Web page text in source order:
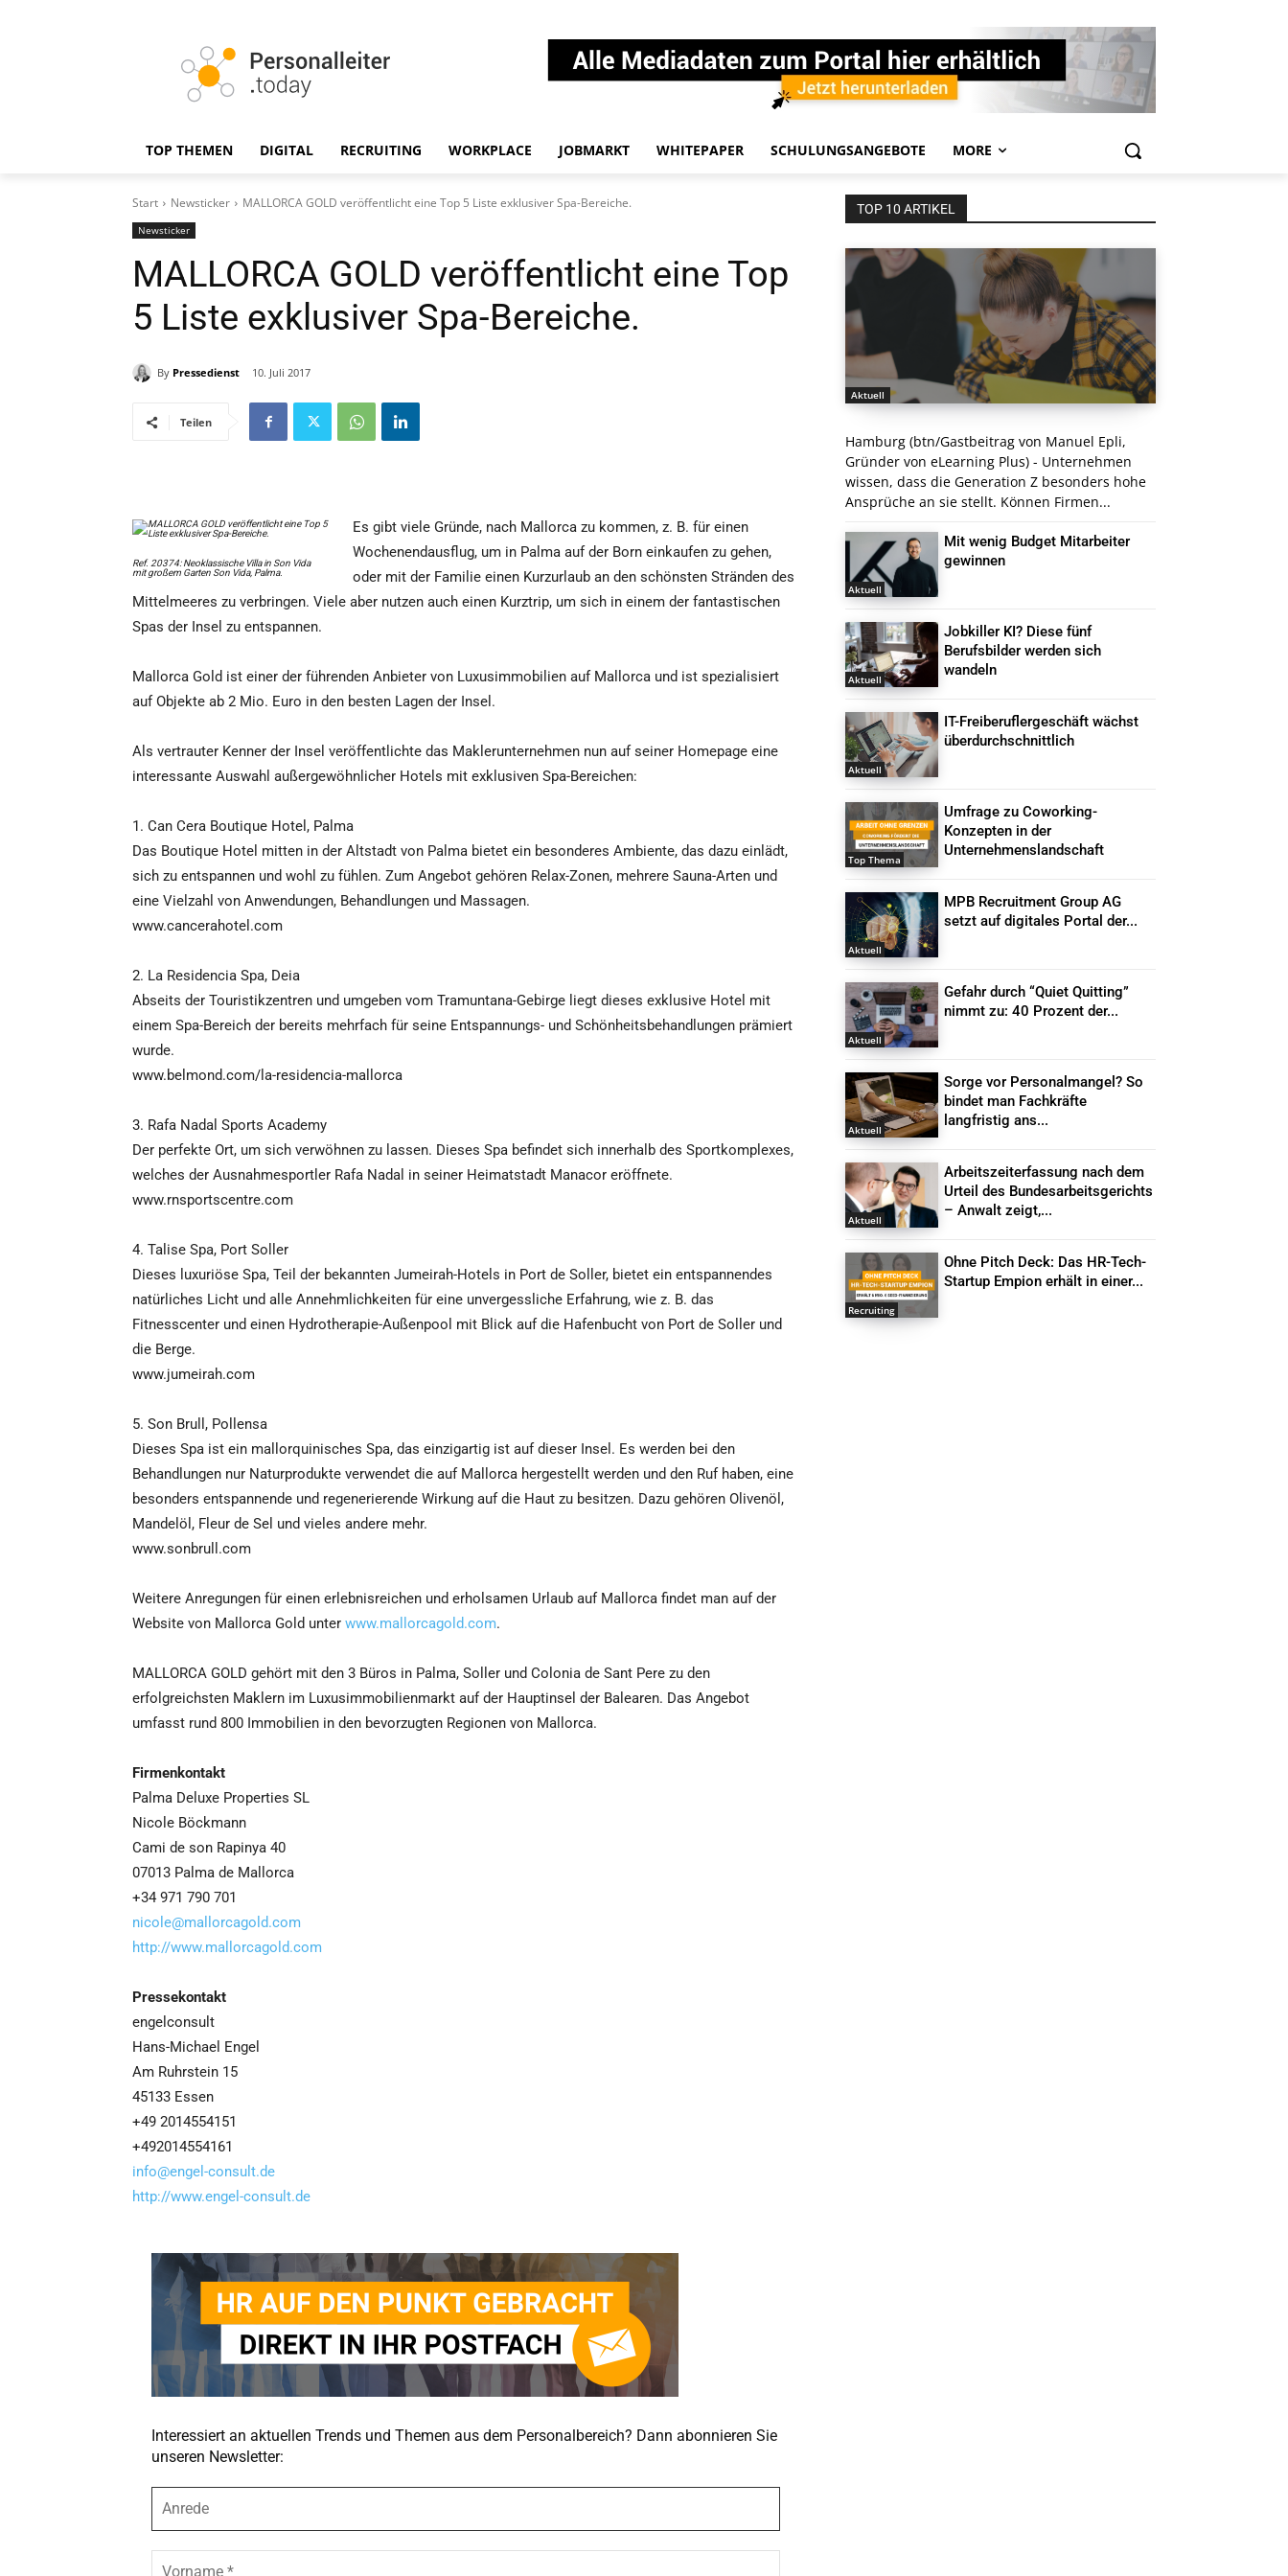
TOP THEMEN DIGITAL RECRUITING WORKPLACE JOBMARKT WHITEPAPER SCHULUNGSANGEBOTE MORE
Start Newsticker MALLORCA GOLD veröffentlicht eine Top 5 Liste exklusiver Spa-Bereiche.
Newsticker
MALLORCA GOLD veröffentlicht eine Top
5 Liste exklusiver Spa-Bereiche.
By Pressedienst 10. Juli 2017
Teilen
Ref. 20374: Neoklassische Villa in Son Vida
mit großem Garten Son Vida, Palma.
Es gibt viele Gründe, nach Mallorca zu kommen, z. B. für einen
Wochenendausflug, um in Palma auf der Born einkaufen zu gehen,
oder mit der Familie einen Kurzurlaub an den schönsten Stränden des
Mittelmeeres zu verbringen. Viele aber nutzen auch einen Kurztrip, um sich in einem der fantastischen
Spas der Insel zu entspannen.
Mallorca Gold ist einer der führenden Anbieter von Luxusimmobilien auf Mallorca und ist spezialisiert
auf Objekte ab 2 Mio. Euro in den besten Lagen der Insel.
Als vertrauter Kenner der Insel veröffentlichte das Maklerunternehmen nun auf seiner Homepage eine
interessante Auswahl außergewöhnlicher Hotels mit exklusiven Spa-Bereichen:
1. Can Cera Boutique Hotel, Palma
Das Boutique Hotel mitten in der Altstadt von Palma bietet ein besonderes Ambiente, das dazu einlädt,
sich zu entspannen und wohl zu fühlen. Zum Angebot gehören Relax-Zonen, mehrere Sauna-Arten und
eine Vielzahl von Anwendungen, Behandlungen und Massagen.
www.cancerahotel.com
2. La Residencia Spa, Deia
Abseits der Touristikzentren und umgeben vom Tramuntana-Gebirge liegt dieses exklusive Hotel mit
einem Spa-Bereich der bereits mehrfach für seine Entspannungs- und Schönheitsbehandlungen prämiert
wurde.
www.belmond.com/la-residencia-mallorca
3. Rafa Nadal Sports Academy
Der perfekte Ort, um sich verwöhnen zu lassen. Dieses Spa befindet sich innerhalb des Sportkomplexes,
welches der Ausnahmesportler Rafa Nadal in seiner Heimatstadt Manacor eröffnete.
www.rnsportscentre.com
4. Talise Spa, Port Soller
Dieses luxuriöse Spa, Teil der bekannten Jumeirah-Hotels in Port de Soller, bietet ein entspannendes
natürliches Licht und alle Annehmlichkeiten für eine unvergessliche Erfahrung, wie z. B. das
Fitnesscenter und einen Hydrotherapie-Außenpool mit Blick auf die Hafenbucht von Port de Soller und
die Berge.
www.jumeirah.com
5. Son Brull, Pollensa
Dieses Spa ist ein mallorquinisches Spa, das einzigartig ist auf dieser Insel. Es werden bei den
Behandlungen nur Naturprodukte verwendet die auf Mallorca hergestellt werden und den Ruf haben, eine
besonders entspannende und regenerierende Wirkung auf die Haut zu besitzen. Dazu gehören Olivenöl,
Mandelöl, Fleur de Sel und vieles andere mehr.
www.sonbrull.com
Weitere Anregungen für einen erlebnisreichen und erholsamen Urlaub auf Mallorca findet man auf der
Website von Mallorca Gold unter www.mallorcagold.com.
MALLORCA GOLD gehört mit den 3 Büros in Palma, Soller und Colonia de Sant Pere zu den
erfolgreichsten Maklern im Luxusimmobilienmarkt auf der Hauptinsel der Balearen. Das Angebot
umfasst rund 800 Immobilien in den bevorzugten Regionen von Mallorca.
Firmenkontakt
Palma Deluxe Properties SL
Nicole Böckmann
Cami de son Rapinya 40
07013 Palma de Mallorca
+34 971 790 701
nicole@mallorcagold.com
http://www.mallorcagold.com
Pressekontakt
engelconsult
Hans-Michael Engel
Am Ruhrstein 15
45133 Essen
+49 2014554151
+492014554161
info@engel-consult.de
http://www.engel-consult.de
Interessiert an aktuellen Trends und Themen aus dem Personalbereich? Dann abonnieren Sie
unseren Newsletter:
r
e
TOP 10 ARTIKEL
Aktuell
Hamburg (btn/Gastbeitrag von Manuel Epli,
Gründer von eLearning Plus) - Unternehmen
wissen, dass die Generation Z besonders hohe
Ansprüche an sie stellt. Können Firmen...
Aktuell
Mit wenig Budget Mitarbeiter
gewinnen
Aktuell
Jobkiller KI? Diese fünf
Berufsbilder werden sich
wandeln
Aktuell
IT-Freiberuflergeschäft wächst
überdurchschnittlich
Top Thema
Umfrage zu Coworking-
Konzepten in der
Unternehmenslandschaft
Aktuell
MPB Recruitment Group AG
setzt auf digitales Portal der...
Aktuell
Gefahr durch “Quiet Quitting”
nimmt zu: 40 Prozent der...
Aktuell
Sorge vor Personalmangel? So
bindet man Fachkräfte
langfristig ans...
Aktuell
Arbeitszeiterfassung nach dem
Urteil des Bundesarbeitsgerichts
– Anwalt zeigt,...
Recruiting
Ohne Pitch Deck: Das HR-Tech-
Startup Empion erhält in einer...